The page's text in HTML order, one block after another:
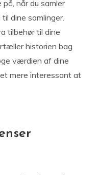
når du samler
dine samlinger.
tilbehør til dine
historien bag
værdien af dine
mere interessant at